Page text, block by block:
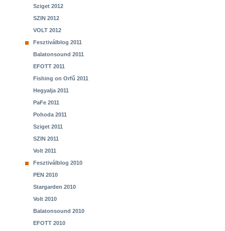
Sziget 2012
SZIN 2012
VOLT 2012
Fesztiválblog 2011
Balatonsound 2011
EFOTT 2011
Fishing on Orfű 2011
Hegyalja 2011
PaFe 2011
Pohoda 2011
Sziget 2011
SZIN 2011
Volt 2011
Fesztiválblog 2010
PEN 2010
Stargarden 2010
Volt 2010
Balatonsound 2010
EFOTT 2010